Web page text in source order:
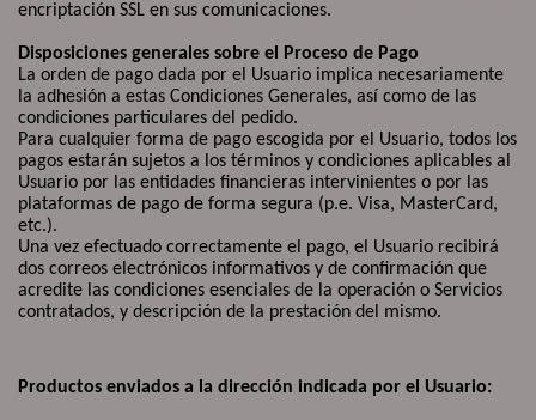
encriptación SSL en sus comunicaciones.
Disposiciones generales sobre el Proceso de Pago
La orden de pago dada por el Usuario implica necesariamente
la adhesión a estas Condiciones Generales, así como de las
condiciones particulares del pedido.
Para cualquier forma de pago escogida por el Usuario, todos los
pagos estarán sujetos a los términos y condiciones aplicables al
Usuario por las entidades financieras intervinientes o por las
plataformas de pago de forma segura (p.e. Visa, MasterCard,
etc.).
Una vez efectuado correctamente el pago, el Usuario recibirá
dos correos electrónicos informativos y de confirmación que
acredite las condiciones esenciales de la operación o Servicios
contratados, y descripción de la prestación del mismo.
Productos enviados a la dirección indicada por el Usuario: